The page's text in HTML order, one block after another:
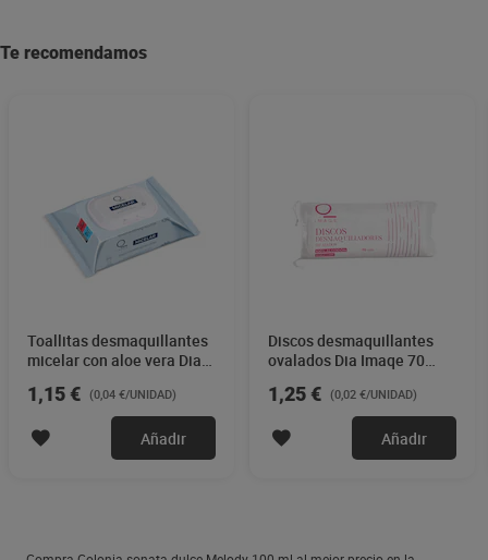
Te recomendamos
Toallitas desmaquillantes
micelar con aloe vera Dia
1,15 € (0,04 €/UNIDAD)
Añadir
Discos desmaquillantes
ovalados Dia Imaqe 70
1,25 € (0,02 €/UNIDAD)
Añadir